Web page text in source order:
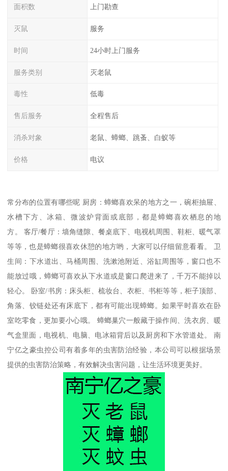
面积数 上门勘查
灭鼠 服务
时间 24小时上门服务
服务类别 灭老鼠
毒性 低毒
售后服务 全程售后
消杀对象 老鼠、蟑螂、跳蚤、白蚁等
价格 电议
常分布的位置有哪些呢 厨房：蟑螂喜欢呆的地方之一，碗柜抽屉、
水槽下方、冰箱、微波炉背面或底部，都是蟑螂喜欢栖息的地
方。 客厅/餐厅：墙角缝隙、餐桌底下、电视机周围、鞋柜、暖气罩
等等，也是蟑螂很喜欢休憩的地方哟，大家可以仔细留意看看。 卫
生间：下水道出、马桶周围、洗漱池附近、浴缸周围等，窗口也不
能放过哦，蟑螂可喜欢从下水道或是窗口爬进来了，千万不能掉以
轻心。 卧室/书房：床头柜、梳妆台、衣柜、书柜等等，柜子顶部、
角落、铰链处还有床底下，都有可能出现蟑螂。如果平时喜欢在卧
室吃零食，更加要小心哦。 蟑螂巢穴一般藏于操作间、洗衣房、暖
气盒里面，电视机、电脑、电冰箱背后以及厨房和下水管道处。 南
宁亿之豪虫控公司有着多年的虫害防治经验，本公司可以根据场景
提供的虫害防治策略，有效解决虫害问题，让生活环境更美好。